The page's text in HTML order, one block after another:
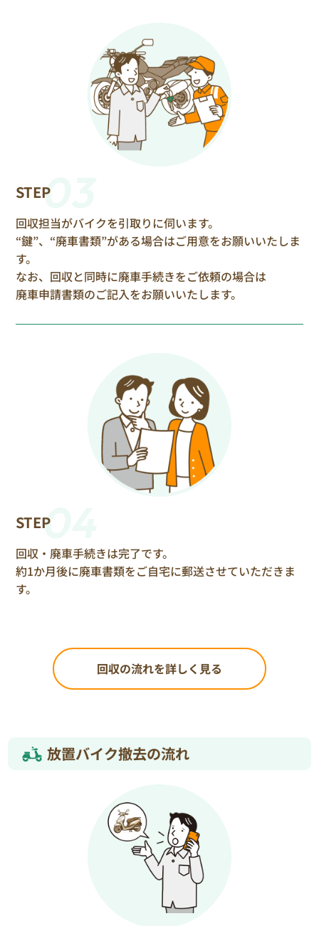
STEP03
回収担当がバイクを引取りに伺います。
“鍵”、“廃車書類”がある場合はご用意をお願いいたしま
す。
なお、回収と同時に廃車手続きをご依頼の場合は
廃車申請書類のご記入をお願いいたします。
STEP04
回収・廃車手続きは完了です。
約1か月後に廃車書類をご自宅に郵送させていただきま
す。
回収の流れを詳しく見る
放置バイク撤去の流れ